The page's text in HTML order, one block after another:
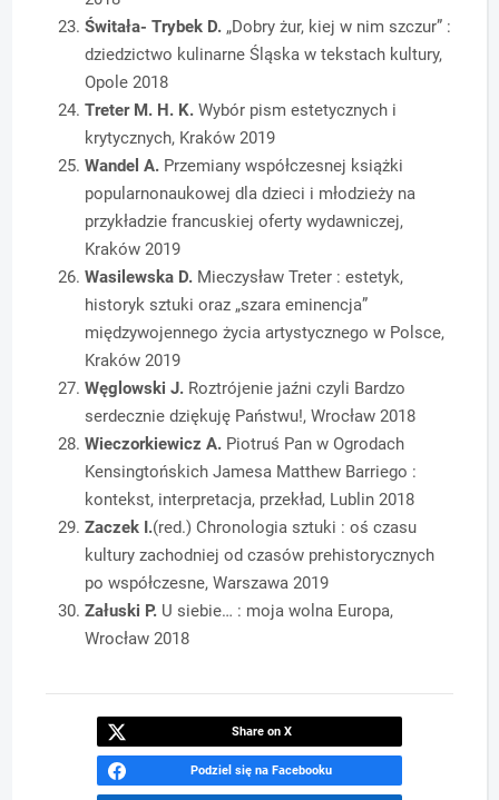
Świtała- Trybek D. „Dobry żur, kiej w nim szczur” :
dziedzictwo kulinarne Śląska w tekstach kultury,
Opole 2018
Treter M. H. K. Wybór pism estetycznych i
krytycznych, Kraków 2019
Wandel A. Przemiany współczesnej książki
popularnonaukowej dla dzieci i młodzieży na
przykładzie francuskiej oferty wydawniczej,
Kraków 2019
Wasilewska D. Mieczysław Treter : estetyk,
historyk sztuki oraz „szara eminencja”
międzywojennego życia artystycznego w Polsce,
Kraków 2019
Węglowski J. Roztrójenie jaźni czyli Bardzo
serdecznie dziękuję Państwu!, Wrocław 2018
Wieczorkiewicz A. Piotruś Pan w Ogrodach
Kensingtońskich Jamesa Matthew Barriego :
kontekst, interpretacja, przekład, Lublin 2018
Zaczek I.(red.) Chronologia sztuki : oś czasu
kultury zachodniej od czasów prehistorycznych
po współczesne, Warszawa 2019
Załuski P. U siebie… : moja wolna Europa,
Wrocław 2018
Share on X
Podziel się na Facebooku